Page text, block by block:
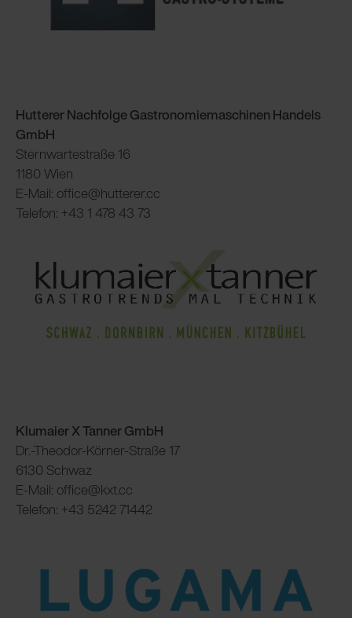
Hutterer Nachfolge Gastronomiemaschinen Handels
GmbH
Sternwartestraße 16
1180 Wien
E-Mail: office@hutterer.cc
Telefon: +43 1 478 43 73
Klumaier X Tanner GmbH
Dr.-Theodor-Körner-Straße 17
6130 Schwaz
E-Mail: office@kxt.cc
Telefon: +43 5242 71442